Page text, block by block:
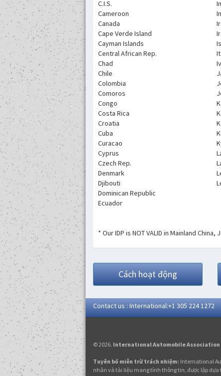
C.I.S.
Cameroon
Canada
Cape Verde Island
Cayman Islands
Central African Rep.
Chad
Chile
Colombia
Comoros
Congo
Costa Rica
Croatia
Cuba
Curacao
Cyprus
Czech Rep.
Denmark
Djibouti
Dominican Republic
Ecuador
* Our IDP is NOT VALID in Mainland
Cách hoạt động
Contact us : International:+1 305 224 1272
© 2026. International Automobile Association
Tuyên bố miễn trừ trách nhiệm: International
nhân và tài liệu mang tính thông tin, được lập dựa